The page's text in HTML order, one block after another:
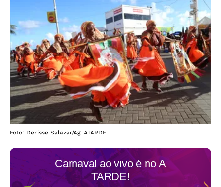
Foto: Denisse Salazar/Ag. ATARDE
Carnaval ao vivo é noA
TARDE!